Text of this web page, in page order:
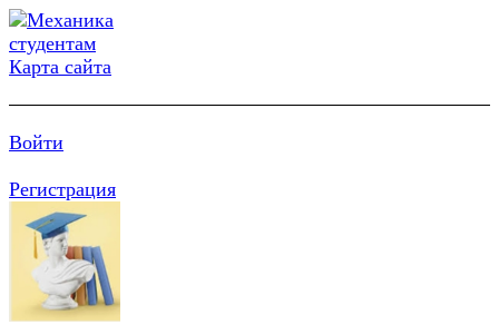
Карта сайта
Войти
Регистрация